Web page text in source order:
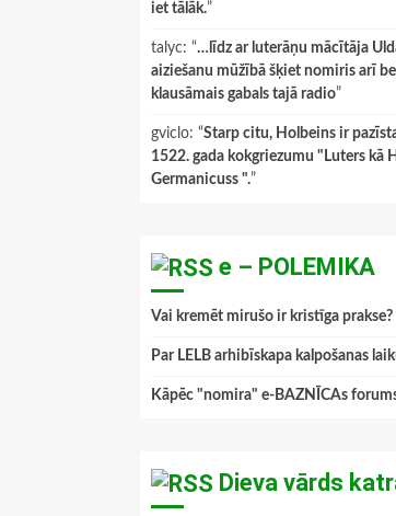
iet tālāk.”
talyc: “…līdz ar luterāņu mācītāja
aiziešanu mūžībā šķiet nomiris arī
klausāmais gabals tajā radio”
gviclo: “Starp citu, Holbeins ir
1522. gada kokgriezumu "Luters kā
Germanicuss ".”
e – POLEMIKA
Vai kremēt mirušo ir kristīga prakse?
Par LELB arhibīskapa kalpošanas
Kāpēc "nomira" e-BAZNĪCAs
Dieva vārds